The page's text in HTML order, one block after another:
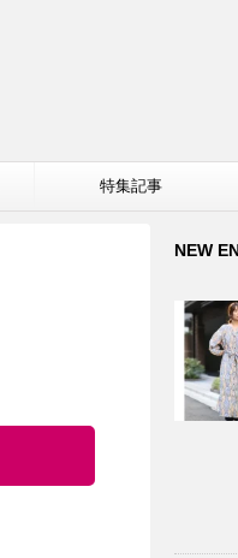
特集記事
NEW